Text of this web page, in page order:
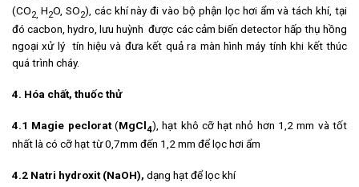
(CO2, H2O, SO2), các khí này đi vào bộ phận lọc hơi ẩm và tách khí, tại
đó cacbon, hydro, lưu huỳnh được các cảm biến detector hấp thụ hồng
ngoại xử lý tín hiệu và đưa kết quả ra màn hình máy tính khi kết thúc
quá trình cháy.
4. Hóa chất, thuốc thử
4.1 Magie peclorat(MgCl4), hạt khô cỡ hạt nhỏ hơn 1,2 mm và tốt
nhất là có cỡ hạt từ 0,7mm đến 1,2 mm để lọc hơi ẩm
4.2 Natri hydroxit(NaOH), dạng hạt để lọc khí